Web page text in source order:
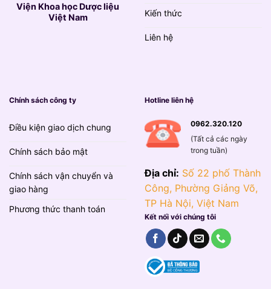
Viện Khoa học Dược liệu
Việt Nam
Kiến thức
Liên hệ
Chính sách công ty
Điều kiện giao dịch chung
Chính sách bảo mật
Chính sách vận chuyển và
giao hàng
Phương thức thanh toán
Hotline liên hệ
0962.320.120
(Tất cả các ngày
trong tuần)
Địa chỉ: Số 22 phố Thành
Công, Phường Giảng Võ,
TP Hà Nội, Việt Nam
Kết nối với chúng tôi